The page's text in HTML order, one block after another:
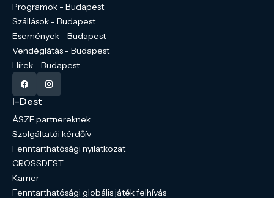
Programok - Budapest
Szállások - Budapest
Események - Budapest
Vendéglátás - Budapest
Hírek - Budapest
I-Dest
ÁSZF partnereknek
Szolgáltatói kérdőív
Fenntarthatósági nyilatkozat
CROSSDEST
Karrier
Fenntarthatósági globális játék felhívás